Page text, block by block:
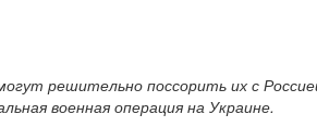
решительно поссорить их с
военная операция на Украине.